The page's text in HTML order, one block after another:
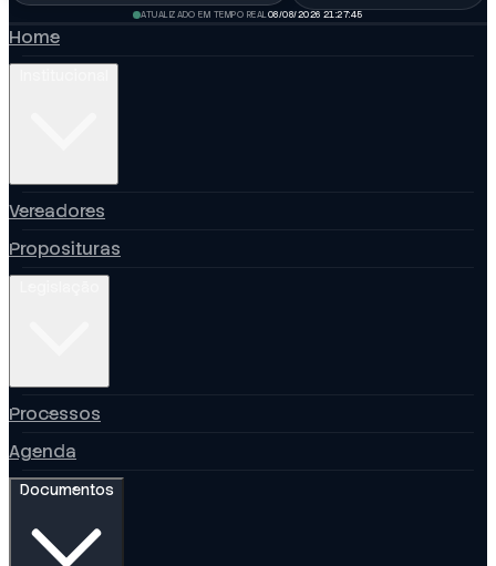
ATUALIZADO EM TEMPO REAL08/08/2026 21:27:46
Home
Vereadores
Proposituras
Processos
Agenda
Documentos